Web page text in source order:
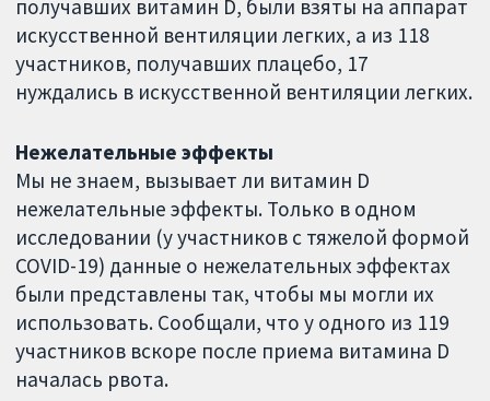
получавших витамин D, были взяты на аппарат
искусственной вентиляции легких, а из 118
участников, получавших плацебо, 17
нуждались в искусственной вентиляции легких.
Нежелательные эффекты
Мы не знаем, вызывает ли витамин D
нежелательные эффекты. Только в одном
исследовании (у участников с тяжелой формой
COVID-19) данные о нежелательных эффектах
были представлены так, чтобы мы могли их
использовать. Сообщали, что у одного из 119
участников вскоре после приема витамина D
началась рвота.